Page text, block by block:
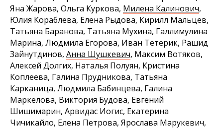
Яна Жарова, Ольга Куркова, Милена Калинович,
Юлия Кораблева, Елена Рыдова, Кирилл Мальцев,
Татьяна Баранова, Татьяна Мухина, Галлимулина
Марина, Людмила Егорова, Иван Тетерик, Рашид
Зайнутдинов, Анна Шушкевич, Максим Вотяков,
Алексей Долгих, Наталья Полуян, Кристина
Коплеева, Галина Прудникова, Татьяна
Карканица, Людмила Бабинцева, Галина
Маркелова, Виктория Будова, Евгений
Шишимарин, Арвидас Иогис, Екатерина
Чичикайло, Елена Петрова, Ярослава Марукевич,